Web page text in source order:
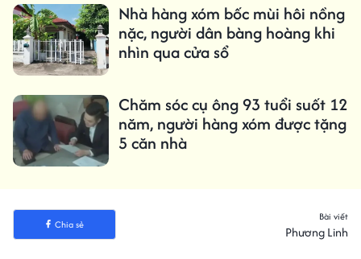
Nhà hàng xóm bốc mùi hôi nồng
nặc, người dân bàng hoàng khi
nhìn qua cửa sổ
Chăm sóc cụ ông 93 tuổi suốt 12
năm, người hàng xóm được tặng
5 căn nhà
Chia sẻ
Bài viết
Phương Linh